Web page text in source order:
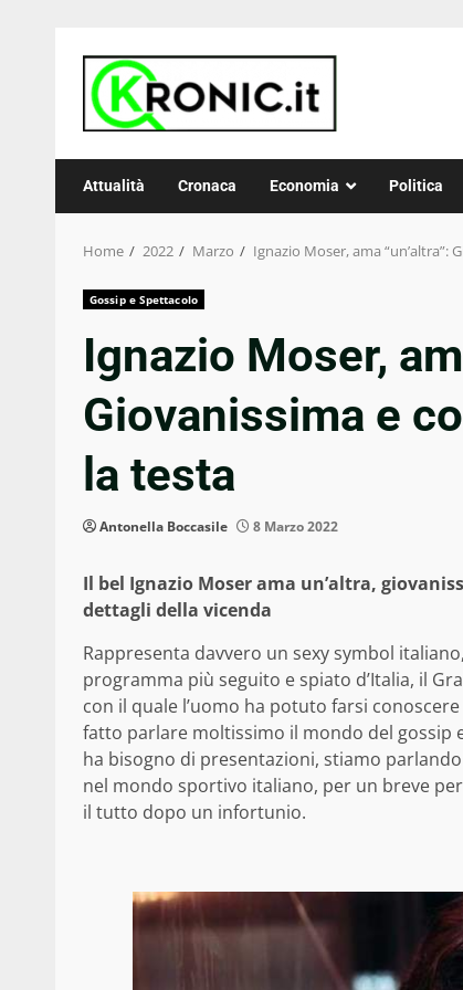
content
Attualità Cronaca Economia Politica
Home 2022 Marzo Ignazio Moser, ama “un’altra”:
Gossip e Spettacolo
Ignazio Moser,
Giovanissima e
la testa
Antonella Boccasile 8 Marzo 2022
Il bel Ignazio Moser ama un’altra,
dettagli della vicenda
Rappresenta davvero un sexy symbol
programma più seguito e spiato d’Italia, il
con il quale l’uomo ha potuto farsi
fatto parlare moltissimo il mondo del gossip
ha bisogno di presentazioni, stiamo
nel mondo sportivo italiano, per un breve
il tutto dopo un infortunio.